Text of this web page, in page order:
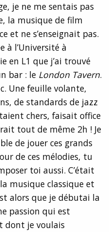
je ne me sentais pas
la musique de film
et ne s’enseignait pas.
à l’Université à
en L1 que j’ai trouvé
bar : le London Tavern.
Une feuille volante,
de standards de jazz
chers, faisait office
tout de même 2h ! Je
de jouer ces grands
de ces mélodies, tu
toi aussi. C’était
musique classique et
alors que je débutai la
passion qui est
dont je voulais